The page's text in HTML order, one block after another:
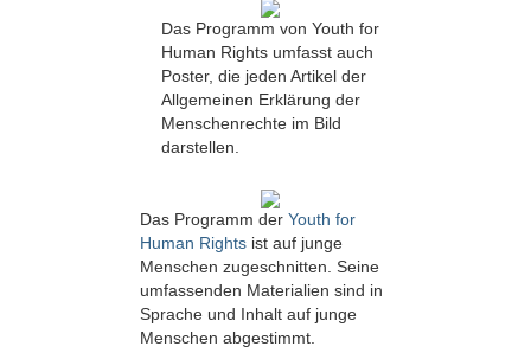
Das Programm von Youth for
Human Rights umfasst auch
Poster, die jeden Artikel der
Allgemeinen Erklärung der
Menschenrechte im Bild
darstellen.
Das Programm derYouth for
Human Rights ist auf junge
Menschen zugeschnitten. Seine
umfassenden Materialien sind in
Sprache und Inhalt auf junge
Menschen abgestimmt.